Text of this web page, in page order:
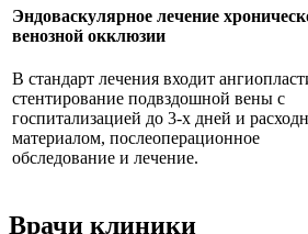
Эндоваскулярное лечение
венозной окклюзии
В стандарт лечения входит
стентирование подвздошной вены с
госпитализацией до 3-х дней и
материалом, послеоперационное
обследование и лечение.
Врачи клиники